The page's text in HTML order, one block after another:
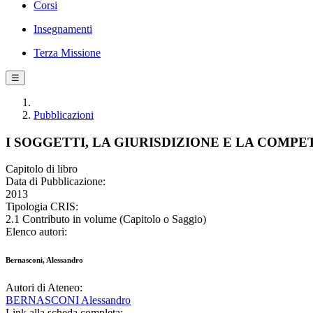
Corsi
Insegnamenti
Terza Missione
☰
Pubblicazioni
I SOGGETTI, LA GIURISDIZIONE E LA
Capitolo di libro
Data di Pubblicazione:
2013
Tipologia CRIS:
2.1 Contributo in volume (Capitolo o Saggio)
Elenco autori:
Bernasconi, Alessandro
Autori di Ateneo:
BERNASCONI Alessandro